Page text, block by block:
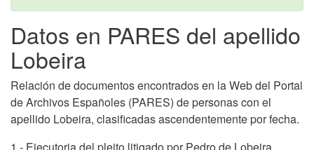
Datos en PARES del apellido
Lobeira
Relación de documentos encontrados en la Web del Portal
de Archivos Españoles (PARES) de personas con el
apellido Lobeira, clasificadas ascendentemente por fecha.
1.- Ejecutoria del pleito litigado por Pedro de Lobeira,